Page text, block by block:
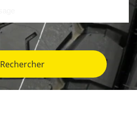
Rechercher